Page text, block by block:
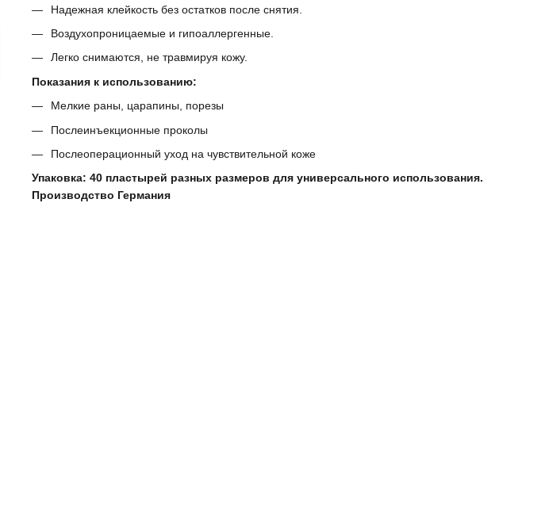
Надежная клейкость без остатков после снятия.
Воздухопроницаемые и гипоаллергенные.
Легко снимаются, не травмируя кожу.
Показания к использованию:
Мелкие раны, царапины, порезы
Послеинъекционные проколы
Послеоперационный уход на чувствительной коже
Упаковка: 40 пластырей разных размеров для универсального использования.
Производство Германия